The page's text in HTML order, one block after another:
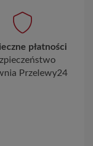
płatności
Przelewy24